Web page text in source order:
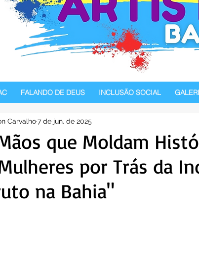
FALANDO DE DEUS INCLUSÃO SOCIAL
que Moldam
por Trás da
na Bahia"
Carvalho7 de jun. de 2025